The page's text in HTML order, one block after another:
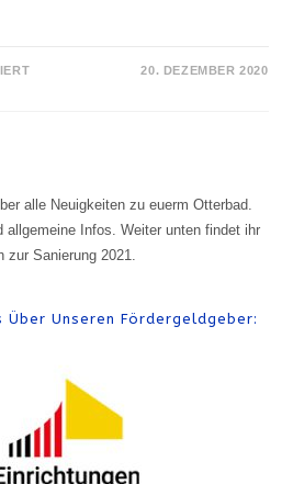
FÜR
20. DEZEMBER 2020
alle Neuigkeiten zu euerm Otterbad.
allgemeine Infos. Weiter unten findet ihr
zur Sanierung 2021.
Unseren Fördergeldgeber: